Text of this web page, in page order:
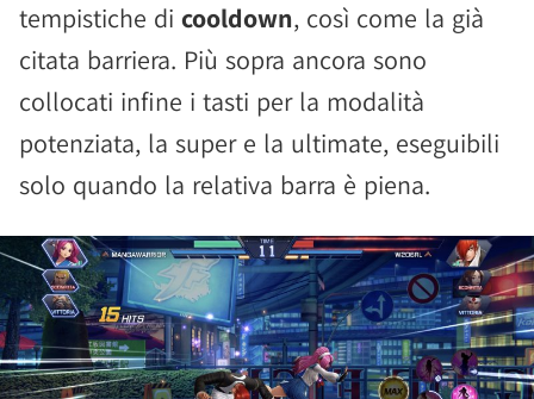
tempistiche di cooldown, così come la già
citata barriera. Più sopra ancora sono
collocati infine i tasti per la modalità
potenziata, la super e la ultimate, eseguibili
solo quando la relativa barra è piena.